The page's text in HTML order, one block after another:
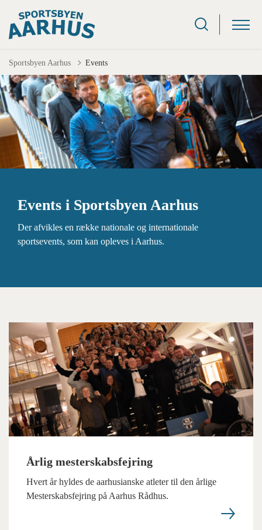
Sportsbyen Aarhus Events
Events i Sportsbyen Aarhus
Der afvikles en række nationale og internationale
sportsevents, som kan opleves i Aarhus.
Årlig mesterskabsfejring
Hvert år hyldes de aarhusianske atleter til den årlige
Mesterskabsfejring på Aarhus Rådhus.